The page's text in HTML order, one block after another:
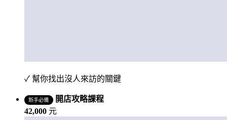
✓ 幫你找出沒人來訪的關鍵
新手必備
開店攻略課程
42,000 元